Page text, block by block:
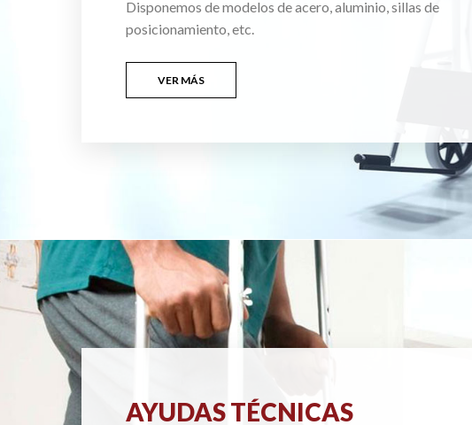
Disponemos de modelos de acero, aluminio, sillas de
posicionamiento, etc.
VER MÁS
AYUDAS TÉCNICAS